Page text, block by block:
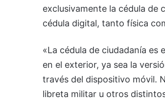
exclusivamente la cédula de
cédula digital, tanto física
«La cédula de ciudadanía
en el exterior, ya sea la
través del dispositivo móvil.
libreta militar u otros